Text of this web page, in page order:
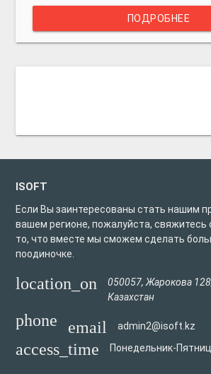
ПОДРОБНЕЕ
ISOFT
Если Вы заинтересованы стать нашим
вашем регионе, пожалуйста,
то, что вместе мы сможем сделать
поодиночке.
location_on 050057,Жарокова 128
Казахстан
phone email admin2@isoft.kz
access_time Понедельник-